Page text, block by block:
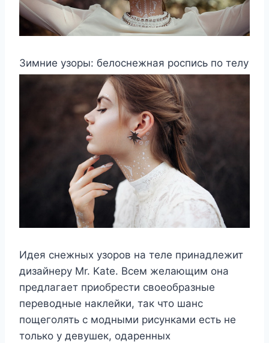
Зимние узоры: белоснежная роспись по телу
Идея снежных узоров на теле принадлежит
дизайнеру Mr. Kate. Всем желающим она
предлагает приобрести своеобразные
переводные наклейки, так что шанс
пощеголять с модными рисунками есть не
только у девушек, одаренных